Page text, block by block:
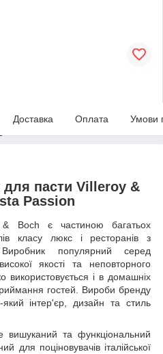
Доставка Оплата Умови
для пасти Villeroy &
Passion
Boch є частиною багатьох
класу люкс і ресторанів з
Виробник популярний серед
якості та неповторного
використовується і в домашніх
гостей. Вироби бренду
інтер'єр, дизайн та стиль
вишуканий та функціональний
для поціновувачів італійської